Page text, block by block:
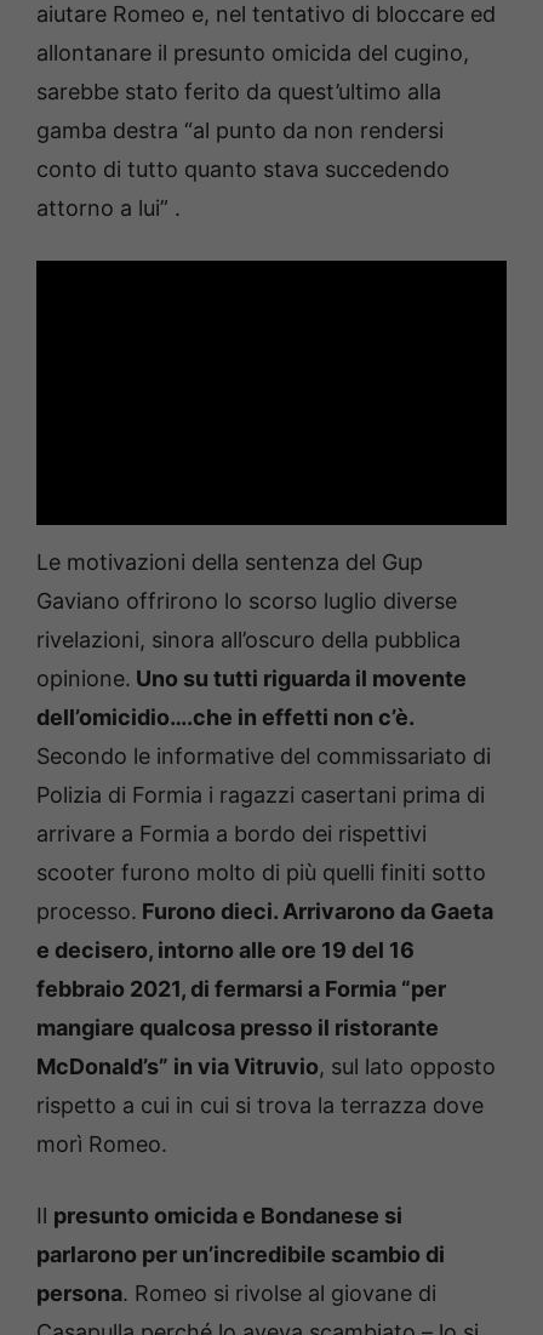
aiutare Romeo e, nel tentativo di bloccare ed
allontanare il presunto omicida del cugino,
sarebbe stato ferito da quest’ultimo alla
gamba destra “al punto da non rendersi
conto di tutto quanto stava succedendo
attorno a lui” .
Le motivazioni della sentenza del Gup
Gaviano offrirono lo scorso luglio diverse
rivelazioni, sinora all’oscuro della pubblica
opinione. Uno su tutti riguarda il movente
dell’omicidio….che in effetti non c’è.
Secondo le informative del commissariato di
Polizia di Formia i ragazzi casertani prima di
arrivare a Formia a bordo dei rispettivi
scooter furono molto di più quelli finiti sotto
processo. Furono dieci. Arrivarono da Gaeta
e decisero, intorno alle ore 19 del 16
febbraio 2021, di fermarsi a Formia “per
mangiare qualcosa presso il ristorante
McDonald’s” in via Vitruvio, sul lato opposto
rispetto a cui in cui si trova la terrazza dove
morì Romeo.
Il presunto omicida e Bondanese si
parlarono per un’incredibile scambio di
persona. Romeo si rivolse al giovane di